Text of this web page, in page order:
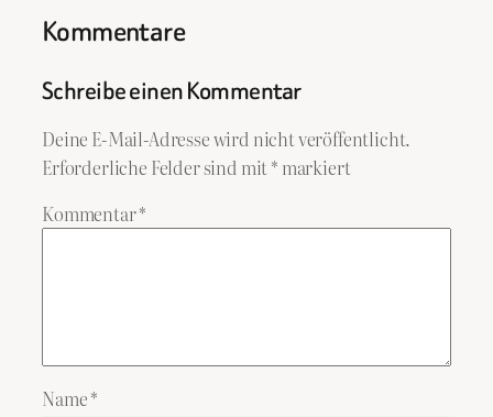
Kommentare
Schreibe einen Kommentar
Deine E-Mail-Adresse wird nicht veröffentlicht.
Erforderliche Felder sind mit* markiert
Kommentar*
Name*